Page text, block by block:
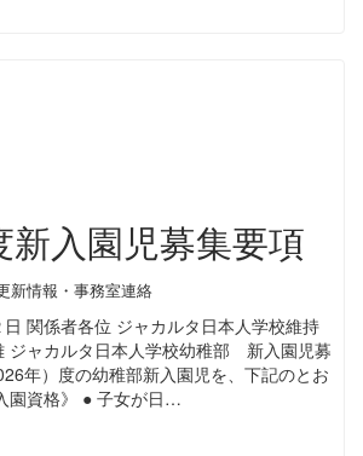
入園児募集要項
新情報・事務室連絡
関係者各位 ジャカルタ日本人学校維持
ャカルタ日本人学校幼稚部 新入園児募
年）度の幼稚部新入園児を、下記のとお
園資格》 ● 子女が日…